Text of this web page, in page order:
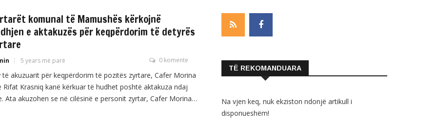
komunal të Mamushës kërkojnë
e aktakuzës për keqpërdorim të detyrës
5 years më parë 0 komente
të akuzuarit për keqpërdorim të pozitës zyrtare, Cafer Morina
Rifat Krasniq kanë kërkuar të hudhet poshtë aktakuza ndaj
Ata akuzohen se në cilësinë e personit zyrtar, Cafer Morina,
TË REKOMANDUARA
Na vjen keq, nuk ekziston ndonjë artikull i
disponueshëm!